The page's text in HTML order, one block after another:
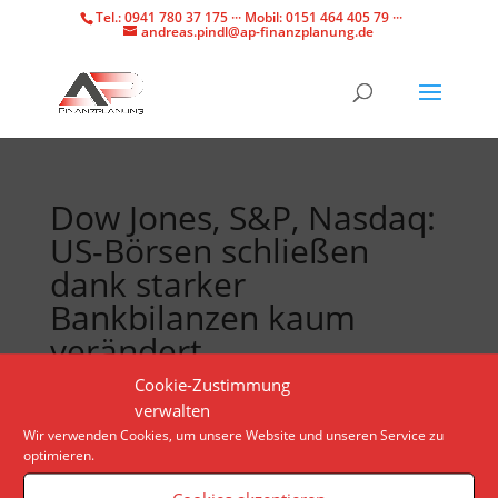
Cookie-Zustimmung
verwalten
Wir verwenden Cookies, um unsere Website und unseren Service zu
optimieren.
Tel.: 0941 780 37 175 ··· Mobil: 0151 464 405 79 ···
andreas.pindl@ap-finanzplanung.de
Dow Jones, S&P, Nasdaq:
US-Börsen schließen
dank starker
Bankbilanzen kaum
verändert
Trotz der Sorge vor einer Eskalation der Lage im
Nahen Osten bleibt ein Kursrutsch an den US-
Börsen aus. Die Investmentbank Morgan Stanley
liegt nach starken Quartalszahlen im Plus.